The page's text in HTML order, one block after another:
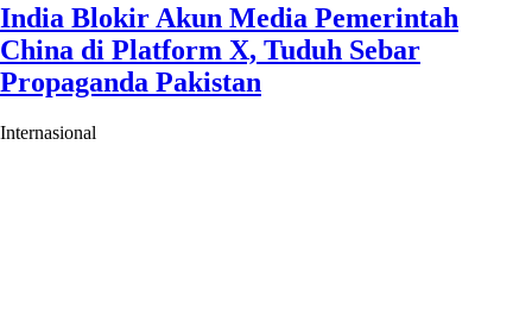
India Blokir Akun Media Pemerintah
China di Platform X, Tuduh Sebar
Propaganda Pakistan
Internasional